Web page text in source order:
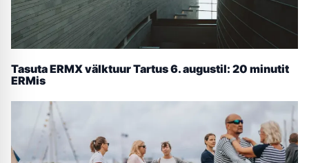
Tasuta ERMX välktuur Tartus 6. augustil: 20 minutit
ERMis